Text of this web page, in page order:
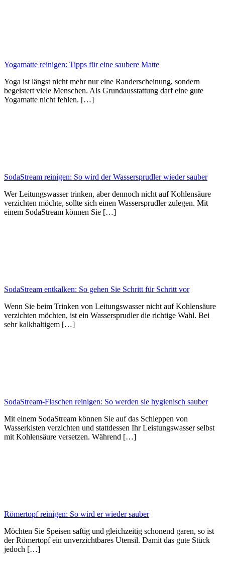
Yogamatte reinigen: Tipps für eine saubere Matte
Yoga ist längst nicht mehr nur eine Randerscheinung, sondern
begeistert viele Menschen. Als Grundausstattung darf eine gute
Yogamatte nicht fehlen. […]
SodaStream reinigen: So wird der Wassersprudler wieder sauber
Wer Leitungswasser trinken, aber dennoch nicht auf Kohlensäure
verzichten möchte, sollte sich einen Wassersprudler zulegen. Mit
einem SodaStream können Sie […]
SodaStream entkalken: So gehen Sie Schritt für Schritt vor
Wenn Sie beim Trinken von Leitungswasser nicht auf Kohlensäure
verzichten möchten, ist ein Wassersprudler die richtige Wahl. Bei
sehr kalkhaltigem […]
SodaStream-Flaschen reinigen: So werden sie hygienisch sauber
Mit einem SodaStream können Sie auf das Schleppen von
Wasserkisten verzichten und stattdessen Ihr Leistungswasser selbst
mit Kohlensäure versetzen. Während […]
Römertopf reinigen: So wird er wieder sauber
Möchten Sie Speisen saftig und gleichzeitig schonend garen, so ist
der Römertopf ein unverzichtbares Utensil. Damit das gute Stück
jedoch […]